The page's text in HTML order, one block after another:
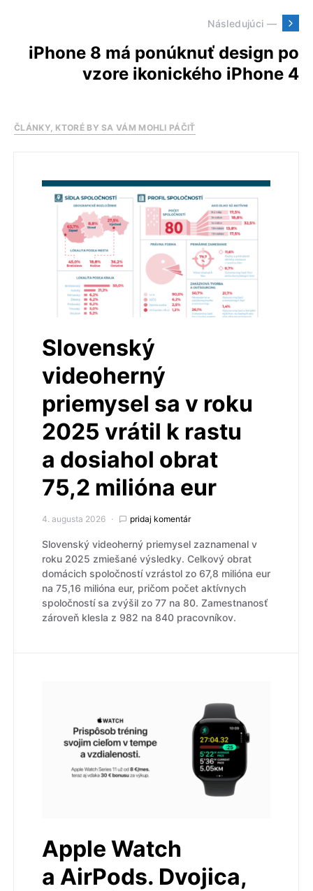
Následujúci —
iPhone 8 má ponúknuť design po
vzore ikonického iPhone 4
ČLÁNKY, KTORÉ BY SA VÁM MOHLI PÁČIŤ
Slovenský
videoherný
priemysel sa v roku
2025 vrátil k rastu
a dosiahol obrat
75,2 milióna eur
4. augusta 2026 pridaj komentár
Slovenský videoherný priemysel zaznamenal v
roku 2025 zmiešané výsledky. Celkový obrat
domácich spoločností vzrástol zo 67,8 milióna eur
na 75,16 milióna eur, pričom počet aktívnych
spoločností sa zvýšil zo 77 na 80. Zamestnanosť
zároveň klesla z 982 na 840 pracovníkov.
Apple Watch
a AirPods. Dvojica,